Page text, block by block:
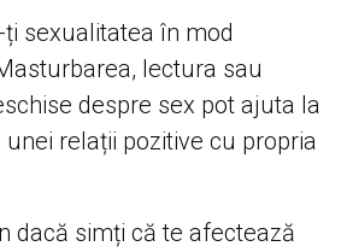
sexualitatea în mod
lectura sau
despre sex pot ajuta la
relații pozitive cu propria
dacă simți că te afectează